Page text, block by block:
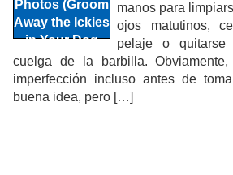
manos para
ojos matutinos,
pelaje o
cuelga de la barbilla.
imperfección incluso antes de
buena idea, pero […]